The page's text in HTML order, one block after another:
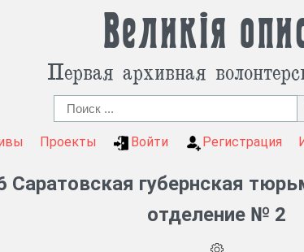
Великія
Первая архивная
Проекты Войти Регистрация
губернская
отделение № 2